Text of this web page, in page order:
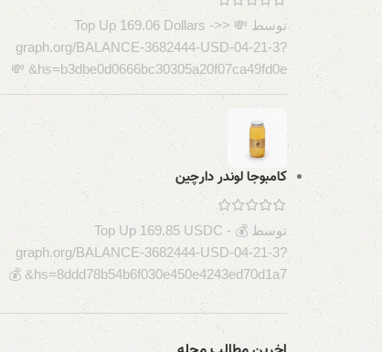
توسط 💸 Top Up 169.06 Dollars ->>
graph.org/BALANCE-3682444-USD-04-21-3?
hs=b3dbe0d0666bc30305a20f07ca49fd0e& 💸
کامبوجا لوندر دارچین
توسط 💰 Top Up 169.85 USDC -
graph.org/BALANCE-3682444-USD-04-21-3?
hs=8ddd78b54b6f030e450e4243ed70d1a7& 💰